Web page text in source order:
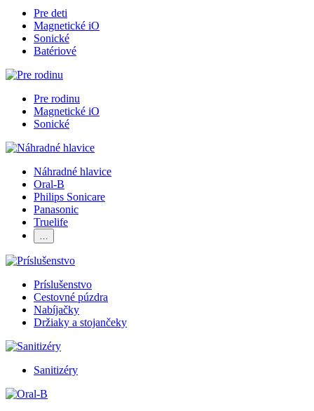
Pre deti
Magnetické iO
Sonické
Batériové
Pre rodinu
Magnetické iO
Sonické
Náhradné hlavice
Oral-B
Philips Sonicare
Panasonic
Truelife
…
Príslušenstvo
Cestovné púzdra
Nabíjačky
Držiaky a stojančeky
Sanitizéry